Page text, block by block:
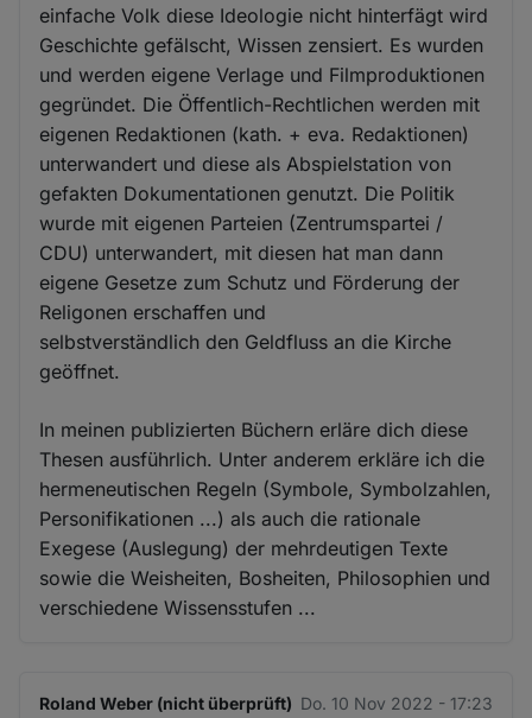
einfache Volk diese Ideologie nicht hinterfägt wird
Geschichte gefälscht, Wissen zensiert. Es wurden
und werden eigene Verlage und Filmproduktionen
gegründet. Die Öffentlich-Rechtlichen werden mit
eigenen Redaktionen (kath. + eva. Redaktionen)
unterwandert und diese als Abspielstation von
gefakten Dokumentationen genutzt. Die Politik
wurde mit eigenen Parteien (Zentrumspartei /
CDU) unterwandert, mit diesen hat man dann
eigene Gesetze zum Schutz und Förderung der
Religonen erschaffen und
selbstverständlich den Geldfluss an die Kirche
geöffnet.
In meinen publizierten Büchern erläre dich diese
Thesen ausführlich. Unter anderem erkläre ich die
hermeneutischen Regeln (Symbole, Symbolzahlen,
Personifikationen ...) als auch die rationale
Exegese (Auslegung) der mehrdeutigen Texte
sowie die Weisheiten, Bosheiten, Philosophien und
verschiedene Wissensstufen ...
Roland Weber (nicht überprüft) Do. 10 Nov 2022 - 17:23